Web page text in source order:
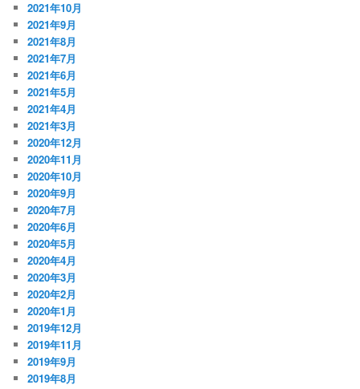
2021年10月
2021年9月
2021年8月
2021年7月
2021年6月
2021年5月
2021年4月
2021年3月
2020年12月
2020年11月
2020年10月
2020年9月
2020年7月
2020年6月
2020年5月
2020年4月
2020年3月
2020年2月
2020年1月
2019年12月
2019年11月
2019年9月
2019年8月